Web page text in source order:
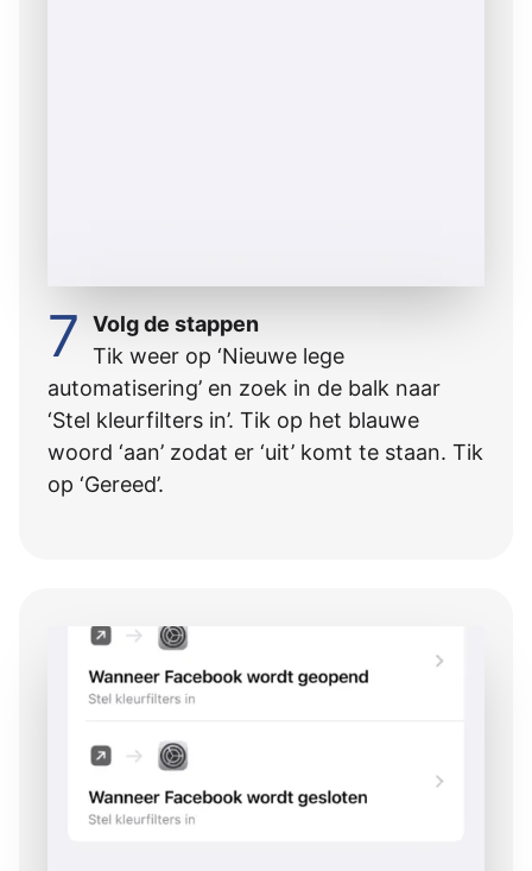
7
Volg de stappen
Tik weer op ‘Nieuwe lege
automatisering’ en zoek in de balk naar
‘Stel kleurfilters in’. Tik op het blauwe
woord ‘aan’ zodat er ‘uit’ komt te staan. Tik
op ‘Gereed’.